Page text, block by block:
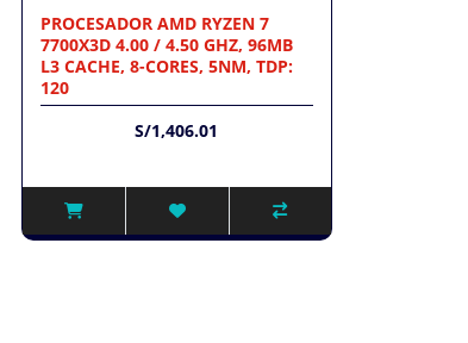
PROCESADOR AMD RYZEN 7
7700X3D 4.00 / 4.50 GHZ, 96MB
L3 CACHE, 8-CORES, 5NM, TDP:
120
S/1,406.01